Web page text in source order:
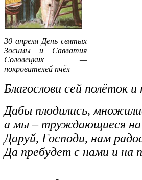
30 апреля День святых
Зосимы и Савватия
Соловецких —
покровителей пчёл
Благослови сей полёток
Дабы плодились,
а мы – труждающиеся на
Даруй, Господи, нам
Да пребудет с нами и на